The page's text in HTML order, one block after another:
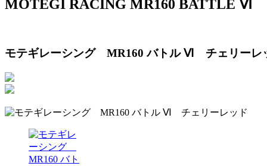
MOTEGI RACING MR160 BATTLE Ⅵ
モテギレーシング MR160 バトル Ⅵ チェリーレ